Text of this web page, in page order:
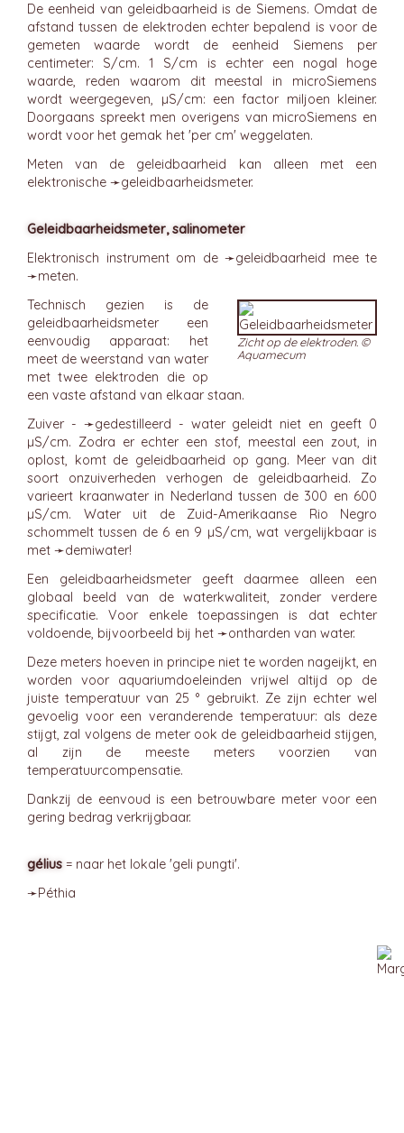
De eenheid van geleidbaarheid is de Siemens. Omdat de
afstand tussen de elektroden echter bepalend is voor de
gemeten waarde wordt de eenheid Siemens per
centimeter: S/cm. 1 S/cm is echter een nogal hoge
waarde, reden waarom dit meestal in microSiemens
wordt weergegeven, µS/cm: een factor miljoen kleiner.
Doorgaans spreekt men overigens van microSiemens en
wordt voor het gemak het 'per cm' weggelaten.
Meten van de geleidbaarheid kan alleen met een
elektronische ➛geleidbaarheidsmeter.
Geleidbaarheidsmeter, salinometer
Elektronisch instrument om de ➛geleidbaarheid mee te
➛meten.
Zicht op de elektroden. ©
Aquamecum
Technisch gezien is de
geleidbaarheidsmeter een
eenvoudig apparaat: het
meet de weerstand van water
met twee elektroden die op
een vaste afstand van elkaar staan.
Zuiver - ➛gedestilleerd - water geleidt niet en geeft 0
µS/cm. Zodra er echter een stof, meestal een zout, in
oplost, komt de geleidbaarheid op gang. Meer van dit
soort onzuiverheden verhogen de geleidbaarheid. Zo
varieert kraanwater in Nederland tussen de 300 en 600
µS/cm. Water uit de Zuid-Amerikaanse Rio Negro
schommelt tussen de 6 en 9 µS/cm, wat vergelijkbaar is
met ➛demiwater!
Een geleidbaarheidsmeter geeft daarmee alleen een
globaal beeld van de waterkwaliteit, zonder verdere
specificatie. Voor enkele toepassingen is dat echter
voldoende, bijvoorbeeld bij het ➛ontharden van water.
Deze meters hoeven in principe niet te worden nageijkt, en
worden voor aquariumdoeleinden vrijwel altijd op de
juiste temperatuur van 25 ° gebruikt. Ze zijn echter wel
gevoelig voor een veranderende temperatuur: als deze
stijgt, zal volgens de meter ook de geleidbaarheid stijgen,
al zijn de meeste meters voorzien van
temperatuurcompensatie.
Dankzij de eenvoud is een betrouwbare meter voor een
gering bedrag verkrijgbaar.
gélius = naar het lokale 'geli pungti'.
➛Péthia